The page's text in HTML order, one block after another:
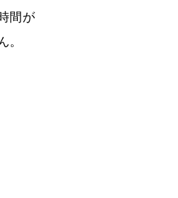
間が
。